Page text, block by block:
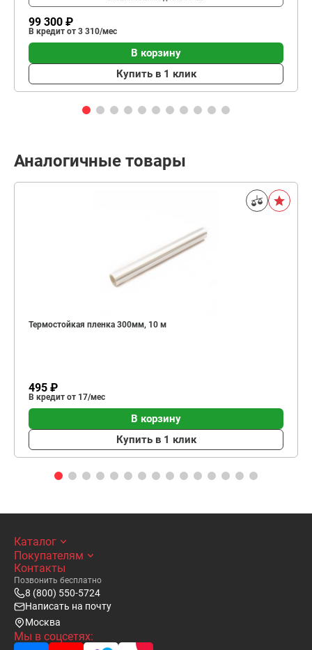
99 300 ₽
В кредит от 3 310/мес
В корзину
Купить в 1 клик
Аналогичные товары
Термостойкая пленка 300мм, 10 м
495 ₽
В кредит от 17/мес
В корзину
Купить в 1 клик
Каталог
Покупателям
Контакты
Позвонить бесплатно
8 (800) 550-5724
Написать на почту
Москва
Мы в соцсетях: